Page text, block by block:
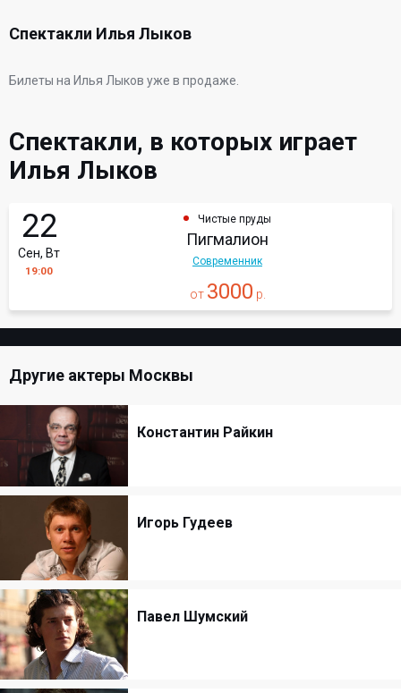
Спектакли Илья Лыков
Билеты на Илья Лыков уже в продаже.
Спектакли, в которых играет
Илья Лыков
22
Сен, Вт
19:00
Чистые пруды
Пигмалион
Современник
от 3000 р.
Другие актеры Москвы
Константин Райкин
Игорь Гудеев
Павел Шумский